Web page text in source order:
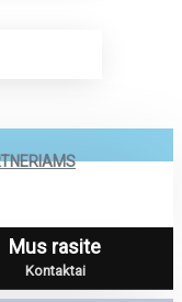
Mus rasite
Kontaktai